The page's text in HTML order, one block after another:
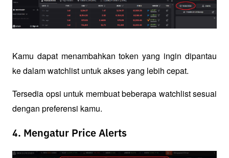
Kamu dapat menambahkan token yang ingin dipantau
ke dalam watchlist untuk akses yang lebih cepat.
Tersedia opsi untuk membuat beberapa watchlist sesuai
dengan preferensi kamu.
4. Mengatur Price Alerts